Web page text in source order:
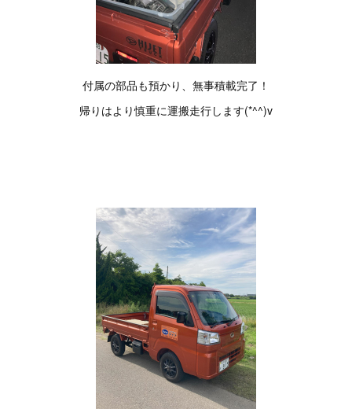
付属の部品も預かり、無事積載完了！
帰りはより慎重に運搬走行します(*^^)v